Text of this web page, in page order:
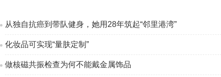
从独自抗癌到带队健身，她用28年筑起“邻里港湾”
化妆品可实现“量肤定制”
做核磁共振检查为何不能戴金属饰品